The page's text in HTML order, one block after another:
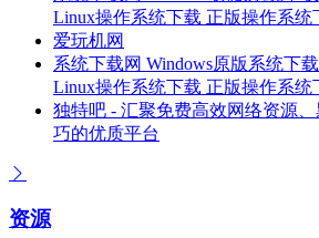
Linux操作系统下载 正版操作系统
爱玩机网
系统下载网 Windows原版系统下
Linux操作系统下载 正版操作系统
独特吧 - 汇聚免费高效网络资源
巧的优质平台
资源